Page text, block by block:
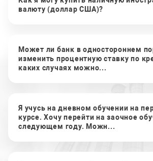
валюту (доллар США)?
Может ли банк в одностороннем
изменить процентную ставку по
каких случаях можно...
Я учусь на дневном обучении на
курсе. Хочу перейти на заочное
следующем году. Можн...